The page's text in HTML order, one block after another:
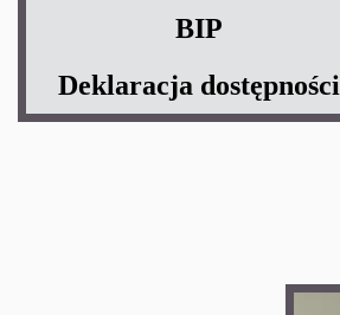
BIP
Deklaracja dostępności